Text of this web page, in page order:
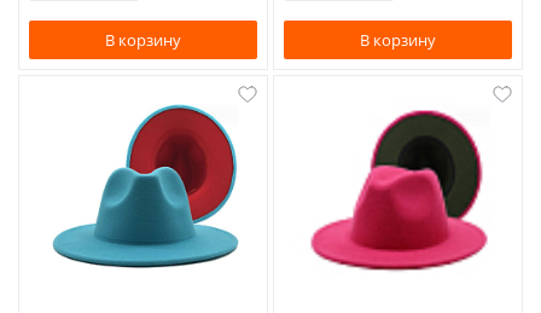
В корзину В корзину